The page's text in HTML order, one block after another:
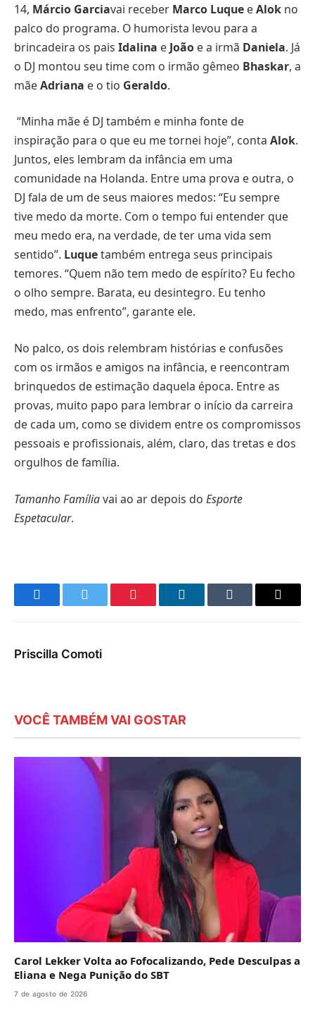
14, Márcio Garciavai receber Marco Luque eAlok no
palco do programa. O humorista levou para a
brincadeira os pais Idalina e João e a irmã Daniela. Já
o DJ montou seu time com o irmão gêmeo Bhaskar, a
mãeAdriana e o tio Geraldo.
“Minha mãe é DJ também e minha fonte de
inspiração para o que eu me tornei hoje”, conta Alok.
Juntos, eles lembram da infância em uma
comunidade na Holanda. Entre uma prova e outra, o
DJ fala de um de seus maiores medos: “Eu sempre
tive medo da morte. Com o tempo fui entender que
meu medo era, na verdade, de ter uma vida sem
sentido”. Luquetambém entrega seus principais
temores. “Quem não tem medo de espírito? Eu fecho
o olho sempre. Barata, eu desintegro. Eu tenho
medo, mas enfrento”, garante ele.
No palco, os dois relembram histórias e confusões
com os irmãos e amigos na infância, e reencontram
brinquedos de estimação daquela época. Entre as
provas, muito papo para lembrar o início da carreira
de cada um, como se dividem entre os compromissos
pessoais e profissionais, além, claro, das tretas e dos
orgulhos de família.
Tamanho Famíliavai ao ar depois do Esporte
Espetacular.
FacebookTwitter Pinterest LinkedInTumblr
E-
Priscilla Comoti
VOCÊ TAMBÉM VAI GOSTAR
Carol Lekker Volta ao Fofocalizando, Pede Desculpas a
Eliana e Nega Punição do SBT
7 de agosto de 2026